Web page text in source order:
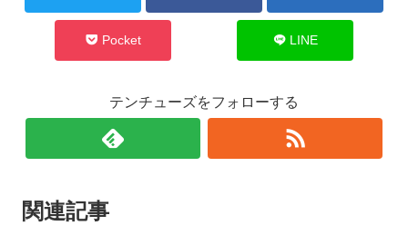
Pocket LINE
テンチューズをフォローする
関連記事